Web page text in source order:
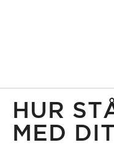
HUR
MED